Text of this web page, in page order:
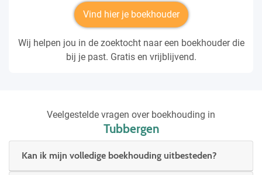
Vind hier je boekhouder
Wij helpen jou in de zoektocht naar een boekhouder die
bij je past. Gratis en vrijblijvend.
Veelgestelde vragen over boekhouding in
Tubbergen
Kan ik mijn volledige boekhouding uitbesteden?